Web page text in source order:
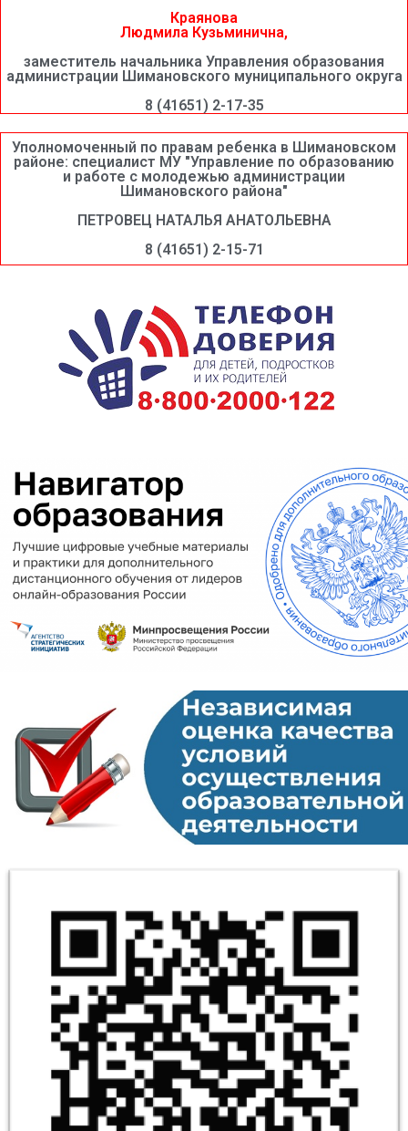
Краянова
Людмила Кузьминична,
заместитель начальника Управления образования
администрации Шимановского муниципального округа
8 (41651) 2-17-35
Уполномоченный по правам ребенка в Шимановском
районе: специалист МУ "Управление по образованию
и работе с молодежью администрации
Шимановского района"
ПЕТРОВЕЦ НАТАЛЬЯ АНАТОЛЬЕВНА
8 (41651) 2-15-71